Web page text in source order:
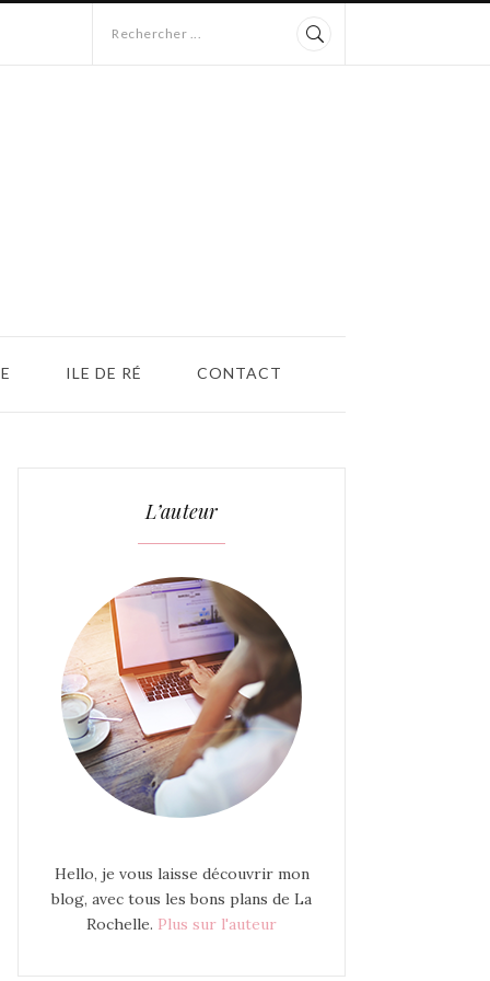
Rechercher ...
ILE DE RÉ CONTACT
L’auteur
Hello, je vous laisse découvrir mon
blog, avec tous les bons plans de La
Rochelle. Plus sur l'auteur